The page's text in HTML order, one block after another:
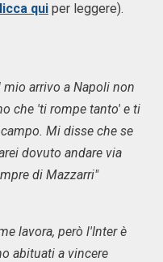
qui per leggere).
arrivo a Napoli non
che 'ti rompe tanto' e ti
Mi disse che se
dovuto andare via
di Mazzarri"
lavora, però l'Inter è
abituati a vincere